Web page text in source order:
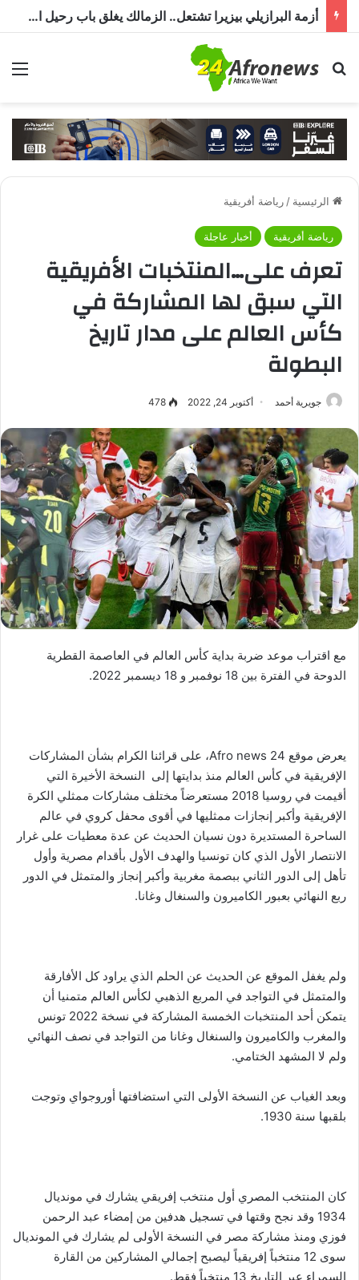
أزمة البرازيلي بيزيرا تشتعل.. الزمالك يغلق باب رحيل اللاعب ويؤكد : « لن ندخل في مفاوضات بشأن أي عروض »
بحث عن
الرئيسية / رياضة أفريقية
رياضة أفريقية أخبار عاجلة
تعرف على…المنتخبات الأفريقية
التي سبق لها المشاركة في
كأس العالم على مدار تاريخ
البطولة
جويرية أحمد أكتوبر 24, 2022 478
مع اقتراب موعد ضربة بداية كأس العالم في العاصمة القطرية
الدوحة في الفترة بين 18 نوفمبر و 18 ديسمبر 2022.
يعرض موقع Afro news 24، على قرائنا الكرام بشأن المشاركات
الإفريقية في كأس العالم منذ بدايتها إلى النسخة الأخيرة التي
أقيمت في روسيا 2018 مستعرضاً مختلف مشاركات ممثلي الكرة
الإفريقية وأكبر إنجازات ممثليها في أقوى محفل كروي في عالم
الساحرة المستديرة دون نسيان الحديث عن عدة معطيات على غرار
الانتصار الأول الذي كان تونسيا والهدف الأول بأقدام مصرية وأول
تأهل إلى الدور الثاني ببصمة مغربية وأكبر إنجاز والمتمثل في الدور
ربع النهائي بعبور الكاميرون والسنغال وغانا.
ولم يغفل الموقع عن الحديث عن الحلم الذي يراود كل الأفارقة
والمتمثل في التواجد في المربع الذهبي لكأس العالم متمنيا أن
يتمكن أحد المنتخبات الخمسة المشاركة في نسخة 2022 تونس
والمغرب والكاميرون والسنغال وغانا من التواجد في نصف النهائي
ولم لا المشهد الختامي.
وبعد الغياب عن النسخة الأولى التي استضافتها أوروجواي وتوجت
بلقبها سنة 1930.
كان المنتخب المصري أول منتخب إفريقي يشارك في مونديال
1934 وقد نجح وقتها في تسجيل هدفين من إمضاء عبد الرحمن
فوزي ومنذ مشاركة مصر في النسخة الأولى لم يشارك في المونديال
سوى 12 منتخباً إفريقياً ليصبح إجمالي المشاركين من القارة
السمراء عبر التاريخ 13 منتخباً فقط.